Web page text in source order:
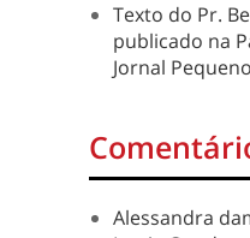
Texto do Pr.
publicado na
Jornal Pequeno
Alessandra